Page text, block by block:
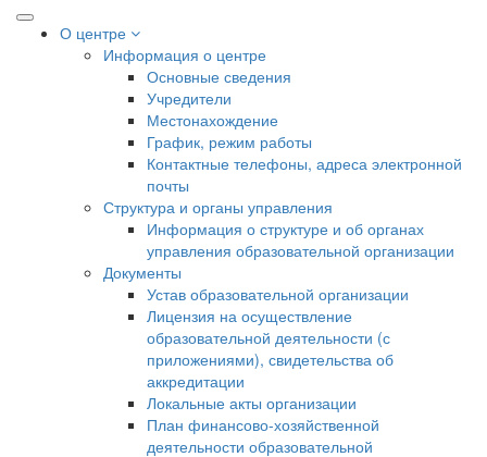
О центре
Информация о центре
Основные сведения
Учредители
Местонахождение
График, режим работы
Контактные телефоны, адреса электронной
почты
Структура и органы управления
Информация о структуре и об органах
управления образовательной организации
Документы
Устав образовательной организации
Лицензия на осуществление
образовательной деятельности (с
приложениями), свидетельства об
аккредитации
Локальные акты организации
План финансово-хозяйственной
деятельности образовательной